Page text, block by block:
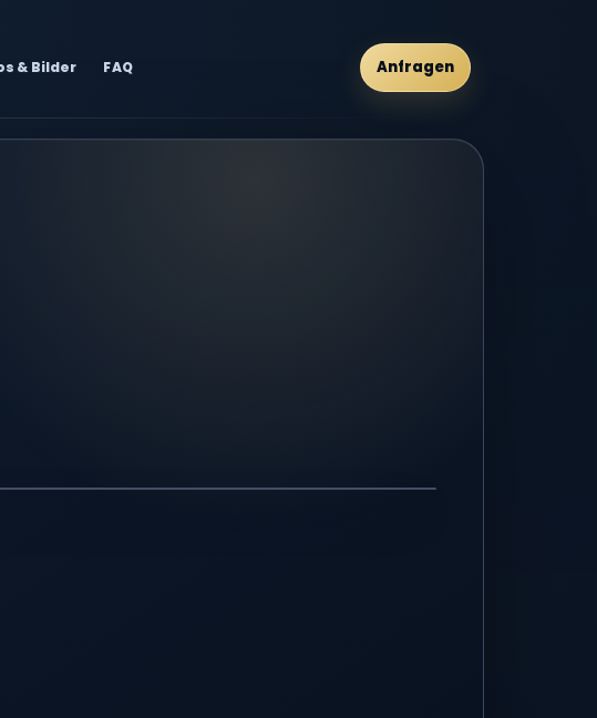
& Bilder FAQ Anfragen